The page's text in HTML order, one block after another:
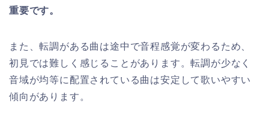
重要です。
また、転調がある曲は途中で音程感覚が変わるため、
初見では難しく感じることがあります。転調が少なく
音域が均等に配置されている曲は安定して歌いやすい
傾向があります。